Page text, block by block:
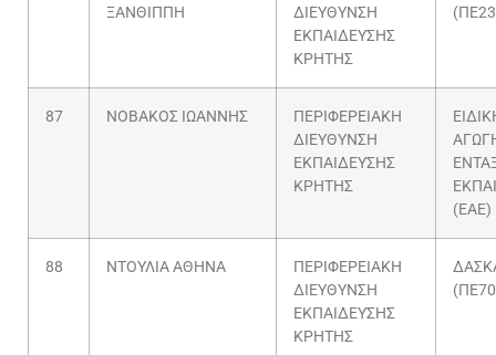
ΞΑΝΘΙΠΠΗ
ΔΙΕΥΘΥΝΣΗ
ΕΚΠΑΙΔΕΥΣΗΣ
ΚΡΗΤΗΣ
87 ΝΟΒΑΚΟΣ ΙΩΑΝΝΗΣ
ΠΕΡΙΦΕΡΕΙΑΚΗ
ΔΙΕΥΘΥΝΣΗ
ΕΚΠΑΙΔΕΥΣΗΣ
ΚΡΗΤΗΣ
(ΕΑΕ)
88 ΝΤΟΥΛΙΑ ΑΘΗΝΑ
ΠΕΡΙΦΕΡΕΙΑΚΗ
ΔΙΕΥΘΥΝΣΗ
ΕΚΠΑΙΔΕΥΣΗΣ
ΚΡΗΤΗΣ